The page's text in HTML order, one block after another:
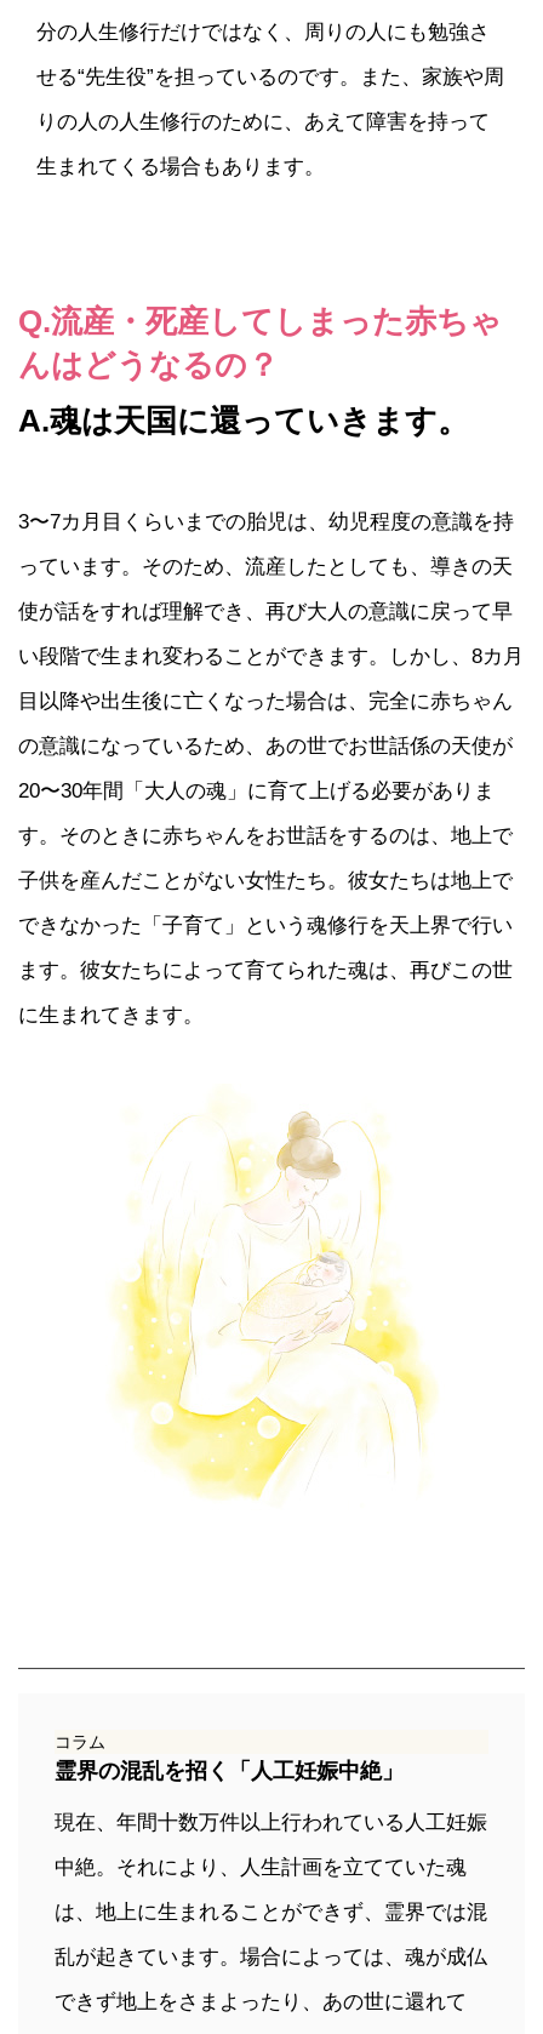
分の人生修行だけではなく、周りの人にも勉強さ
せる“先生役”を担っているのです。また、家族や周
りの人の人生修行のために、あえて障害を持って
生まれてくる場合もあります。
Q.流産・死産してしまった赤ちゃ
んはどうなるの？
A.魂は天国に還っていきます。
3〜7カ月目くらいまでの胎児は、幼児程度の意識を持
っています。そのため、流産したとしても、導きの天
使が話をすれば理解でき、再び大人の意識に戻って早
い段階で生まれ変わることができます。しかし、8カ月
目以降や出生後に亡くなった場合は、完全に赤ちゃん
の意識になっているため、あの世でお世話係の天使が
20〜30年間「大人の魂」に育て上げる必要がありま
す。そのときに赤ちゃんをお世話をするのは、地上で
子供を産んだことがない女性たち。彼女たちは地上で
できなかった「子育て」という魂修行を天上界で行い
ます。彼女たちによって育てられた魂は、再びこの世
に生まれてきます。
コラム
霊界の混乱を招く「人工妊娠中絶」
現在、年間十数万件以上行われている人工妊娠
中絶。それにより、人生計画を立てていた魂
は、地上に生まれることができず、霊界では混
乱が起きています。場合によっては、魂が成仏
できず地上をさまよったり、あの世に還れて